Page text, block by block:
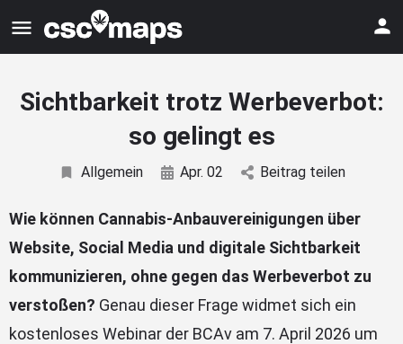
Sichtbarkeit trotz Werbeverbot:
so gelingt es
Allgemein Apr. 02 Beitrag teilen
Wie können Cannabis-Anbauvereinigungen über
Website, Social Media und digitale Sichtbarkeit
kommunizieren, ohne gegen das Werbeverbot zu
verstoßen? Genau dieser Frage widmet sich ein
kostenloses Webinar der BCAv am 7. April 2026 um